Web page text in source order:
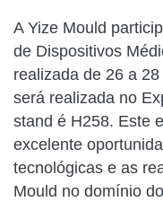
A Yize Mould
de Dispositivos
realizada de 26 a
será realizada no
stand é H258. Este
excelente
tecnológicas e as
Mould no domínio